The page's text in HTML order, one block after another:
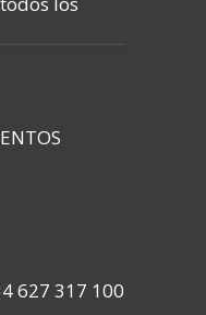
627 317 100